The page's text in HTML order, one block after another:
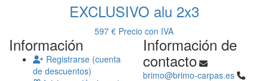
EXCLUSIVO alu 2x3
597 € Precio con IVA
Información
Registrarse (cuenta
de descuentos)
Información de
contacto
brimo@brimo-carpas.es